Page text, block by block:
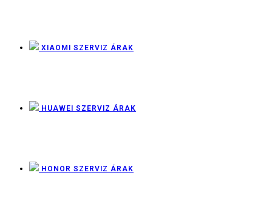
XIAOMI SZERVIZ ÁRAK
HUAWEI SZERVIZ ÁRAK
HONOR SZERVIZ ÁRAK